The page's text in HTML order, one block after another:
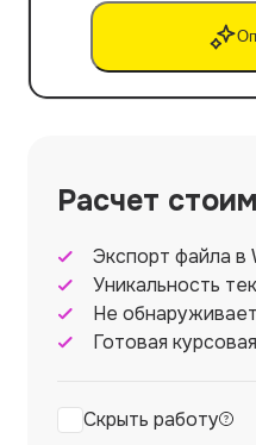
Расчет
Экспорт файла в
Уникальность
Не
Готовая
Скрыть работу